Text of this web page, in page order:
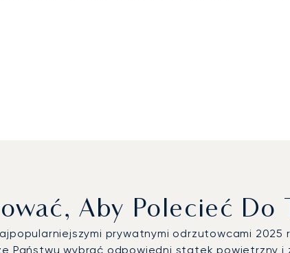
Aby Polecieć Do
prywatnymi odrzutowcami
Państwu wybrać odpowiedni statek powietrzny i